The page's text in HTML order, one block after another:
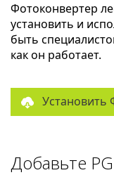
Фотоконвертер
установить и
быть
как он работает.
Установить
Добавьте